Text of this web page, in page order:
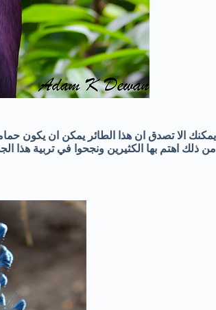
يمكنك الا تصدق ان هذا الطائر يمكن ان يكون
من ذلك اهتم بها الكثيرين ونجحوا في تربية هذا